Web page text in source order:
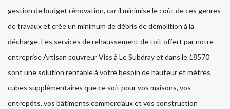
gestion de budget rénovation, car il minimise le coût de ces genres
de travaux et crée un minimum de débris de démolition à la
décharge. Les services de rehaussement de toit offert par notre
entreprise Artisan couvreur Viss à Le Subdray et dans le 18570
sont une solution rentable à votre besoin de hauteur et mètres
cubes supplémentaires que ce soit pour vos maisons, vos
entrepôts, vos bâtiments commerciaux et vos construction